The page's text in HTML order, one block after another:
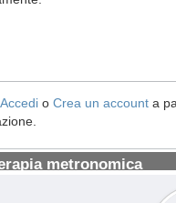
Accedi o Crea un account a
metronomica